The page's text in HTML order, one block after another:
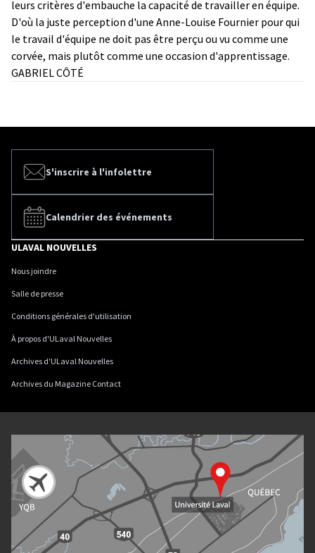
leurs critères d'embauche la capacité de travailler en équipe.
D'où la juste perception d'une Anne-Louise Fournier pour qui
le travail d'équipe ne doit pas être perçu ou vu comme une
corvée, mais plutôt comme une occasion d'apprentissage.
GABRIEL CÔTÉ
S'inscrire à l'infolettre
Calendrier des événements
ULAVAL NOUVELLES
Nous joindre
Salle de presse
Conditions générales d'utilisation
À propos d'ULaval Nouvelles
Archives d'ULaval Nouvelles
Archives du Magazine Contact